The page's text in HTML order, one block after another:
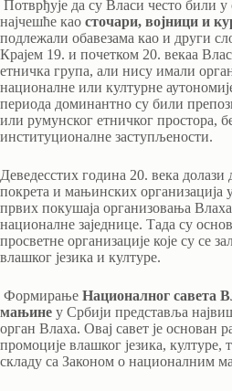
Потврђује да су Власи често били у
најчешће као сточари, војници и
подлежали обавезама као и други
Крајем 19. и почетком 20. векаа
етничка група, али нису имали
националне или културне
периода доминантно су били
или румунског етничког простора,
институционалне заступљености.
Деведесстих година 20. века
покрета и мањинских организација
првих покушаја организовања
националне заједнице. Тада су
просветне организације које су се
влашког језика и културе.
Формирање Националног савета
мањине у Србији представља
орган Влаха. Овај савет је основан
промоције влашког језика, културе,
складу са Законом о националним